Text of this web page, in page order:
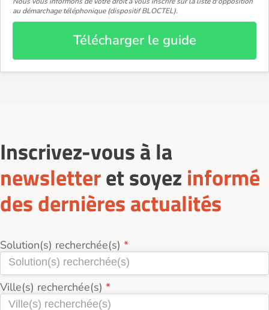
au démarchage téléphonique (dispositif BLOCTEL).
Télécharger le guide
Inscrivez-vous à la
newsletteret soyez informé
des dernières actualités
Solution(s) recherchée(s)
Ville(s) recherchée(s)